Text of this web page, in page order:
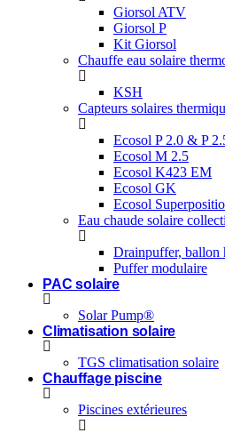
Giorsol ATV
Giorsol P
Kit Giorsol
Chauffe eau solaire
KSH
Capteurs solaires
Ecosol P 2.0 & P
Ecosol M 2.5
Ecosol K423 EM
Ecosol GK
Ecosol
Eau chaude solaire
Drainpuffer, ballon
Puffer modulaire
PAC solaire
Solar Pump®
Climatisation solaire
TGS climatisation solaire
Chauffage piscine
Piscines extérieures